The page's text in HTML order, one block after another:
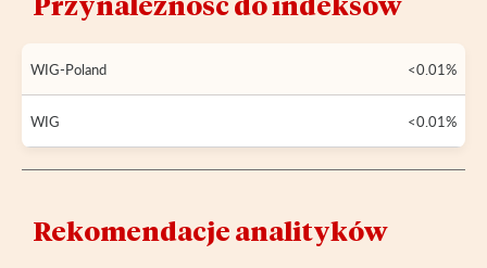
WIG-Poland <0.01%
WIG <0.01%
Rekomendacje analityków